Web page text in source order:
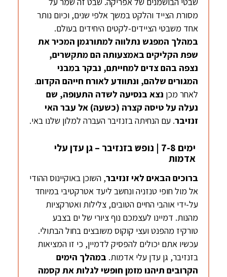
מסורת הצייד והלקט במשך אלפי שנים, וכיום נותר
אחד משבטי הציידים-לקטים היחידים בעולם.
במהלך המפגש נתלווה למתורגמן המכיר את
שפת הקליקים באמצעותה הם מתקשרים,
נצפה בהם צדים למחייתם, נבקר במבני
המגורים שלהם, ונתוודע לאורח חייהם הקדום.
לאחר מכן נצא בנסיעה לשדה התעופה, שם
נעלה על טיסה קצרה (כשעה) אל עבר האי
זנזיבר. עם הנחיתה בזנזיבר העברה למלון שלנו באי.
ימים 7-8 | נופש בזנזיבר – גן עדן עלי
אדמות
ברוכים הבאים לאי זנזיבר, השוכן באוקיינוס ההודי
אל מול חופי טנזניה ונחשב ליעד אטרקטיבי במיוחד
על-ידי אוהבי החיים הטובים, צלילות ואטרקציות
מהנות. דמיינו לעצמכם נוף ציורי של ים בצבע
טורקיז מהפנט ועצי קוקוס משובצים בחול הבתולי.
עכשיו אתם יכולים להפסיק לדמיין, כי זו המציאות
בזנזיבר, גן עדן עלי אדמות. במהלך הימים
הקרובים תיהנו מזמן חופשי לגלות את קסמה